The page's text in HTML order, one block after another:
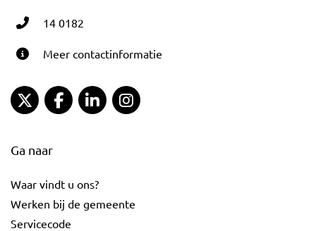
14 0182
Meer contactinformatie
Gemeente Gouda Twitter
Gemeente Gouda Facebook
Gemeente Gouda LinkedIn
Ga naar
Waar vindt u ons?
Werken bij de gemeente
Servicecode